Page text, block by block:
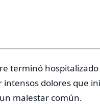
terminó
intensos dolores que
malestar común.